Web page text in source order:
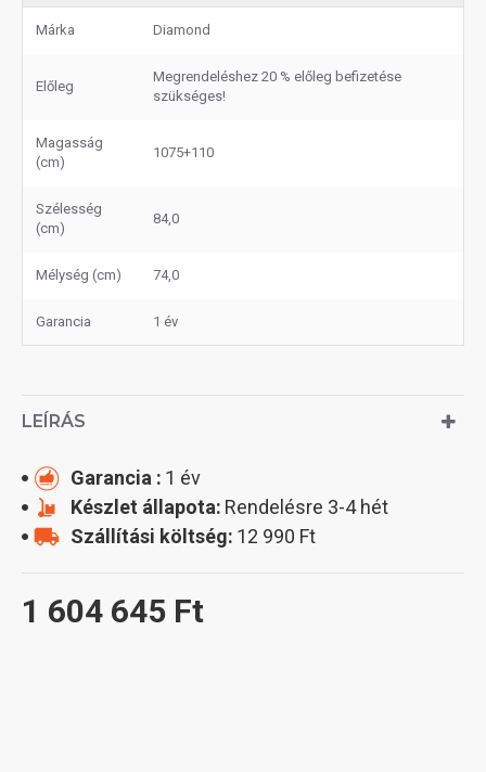
Márka Diamond
Előleg
Megrendeléshez 20 % előleg befizetése
szükséges!
Magasság
(cm)
1075+110
Szélesség
(cm)
84,0
Mélység (cm) 74,0
Garancia 1 év
LEÍRÁS
1 604 645 Ft
Garancia : 1 év
Készlet állapota: Rendelésre 3-4 hét
Szállítási költség: 12 990 Ft